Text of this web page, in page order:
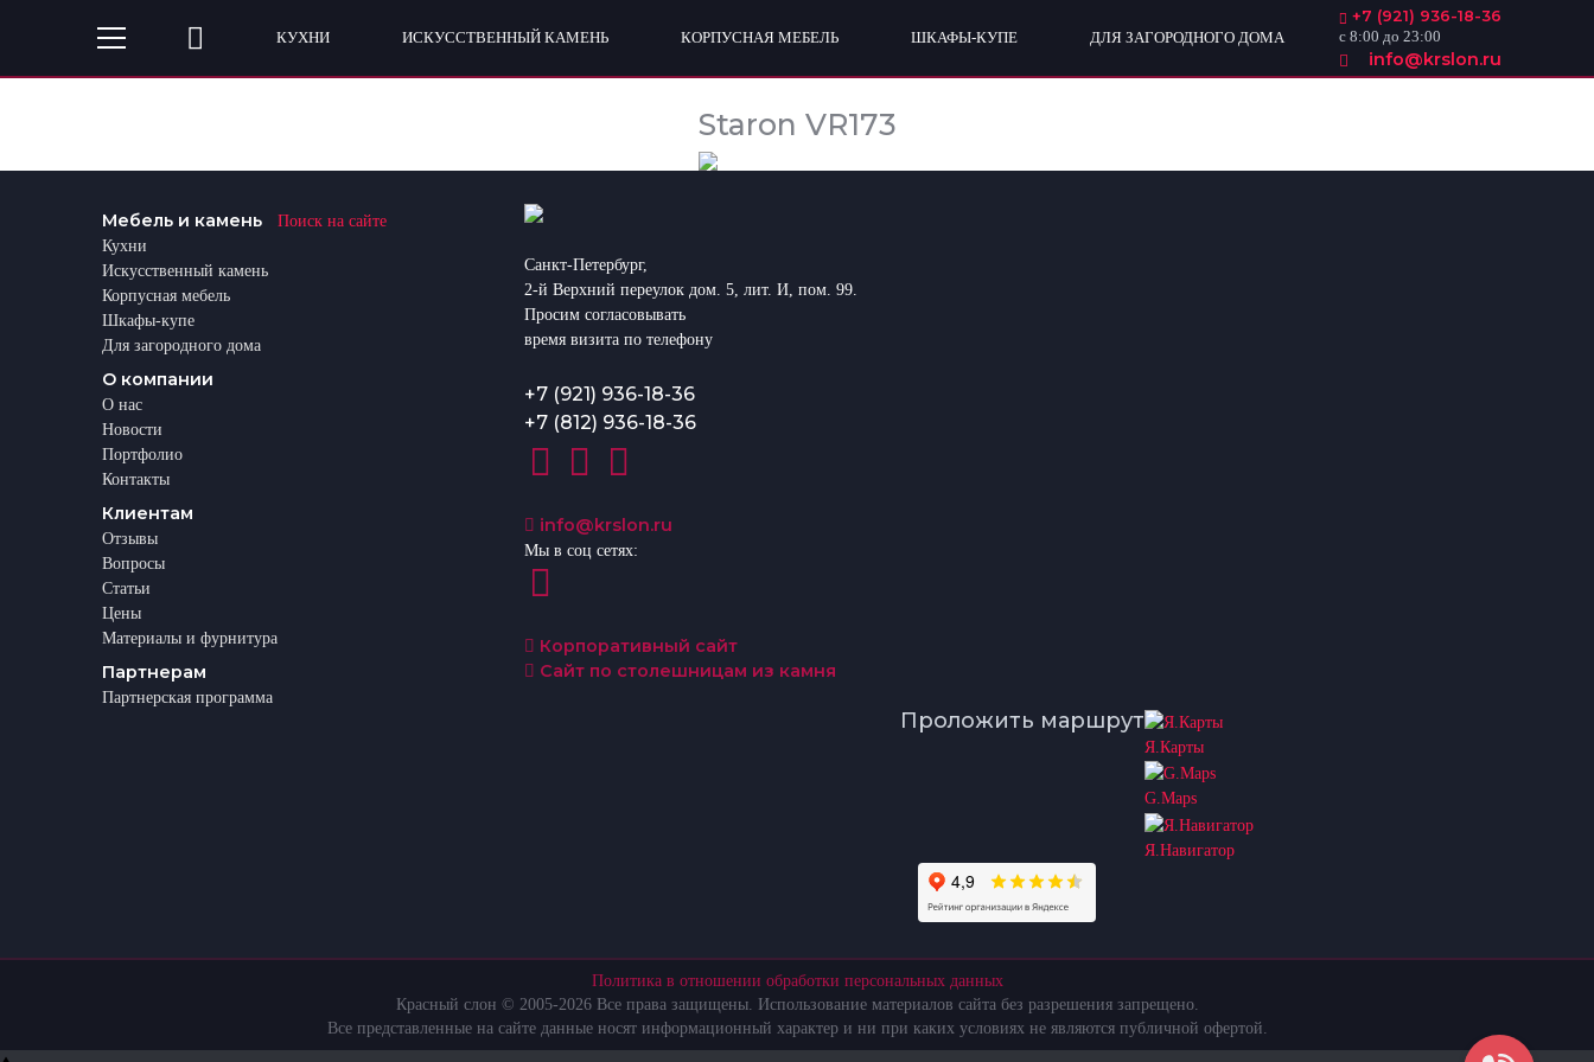
КУХНИ ИСКУССТВЕННЫЙ КАМЕНЬ КОРПУСНАЯ МЕБЕЛЬ ШКАФЫ-КУПЕ ДЛЯ ЗАГОРОДНОГО ДОМА
+7 (921) 936-18-36
с 8:00 до 23:00
info@krslon.ru
Staron VR173
Мебель и камень
Кухни
Искусственный камень
Корпусная мебель
Шкафы-купе
Для загородного дома
О компании
О нас
Новости
Портфолио
Контакты
Клиентам
Отзывы
Вопросы
Статьи
Цены
Материалы и фурнитура
Партнерам
Партнерская программа
Поиск на сайте
Санкт-Петербург,
2-й Верхний переулок дом. 5, лит. И, пом. 99.
Просим согласовывать
время визита по телефону
+7 (921) 936-18-36
+7 (812) 936-18-36
info@krslon.ru
Мы в соц сетях:
Корпоративный сайт
Сайт по столешницам из камня
Проложить маршрут
Я.Карты
G.Maps
Я.Навигатор
Политика в отношении обработки персональных данных
Красный слон © 2005-2026 Все права защищены. Использование материалов сайта без разрешения запрещено.
Все представленные на сайте данные носят информационный характер и ни при каких условиях не являются публичной офертой.